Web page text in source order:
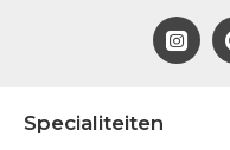
Specialiteiten